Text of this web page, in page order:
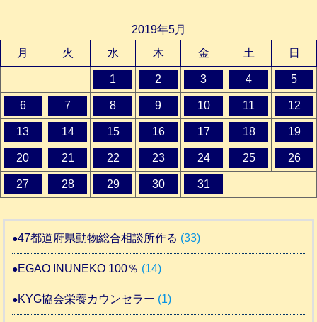
2019年5月
月
火 水 木 金 土 日
1 2 3 4 5
6 7 8 9 10 11 12
13 14 15 16 17 18 19
20 21 22 23 24 25 26
27 28 29 30 31
47都道府県動物総合相談所作る (33)
EGAO INUNEKO 100％ (14)
KYG協会栄養カウンセラー (1)